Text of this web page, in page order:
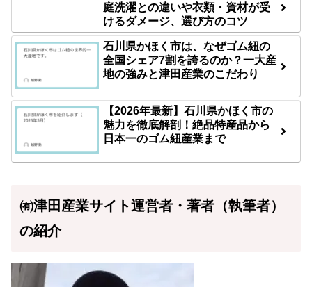
庭洗濯との違いや衣類・資材が受
けるダメージ、選び方のコツ
石川県かほく市は、なぜゴム紐の
全国シェア7割を誇るのか？一大産
地の強みと津田産業のこだわり
【2026年最新】石川県かほく市の
魅力を徹底解剖！絶品特産品から
日本一のゴム紐産業まで
㈲津田産業サイト運営者・著者（執筆者）
の紹介